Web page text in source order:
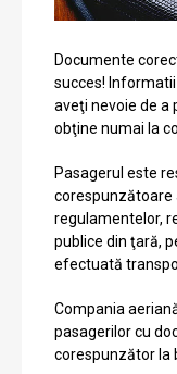
Documente
succes!
aveţi nevoie de a
obţine numai la
Pasagerul este
corespunzătoare
regulamentelor,
publice din ţară,
efectuată
Compania
pasagerilor cu
corespunzător la